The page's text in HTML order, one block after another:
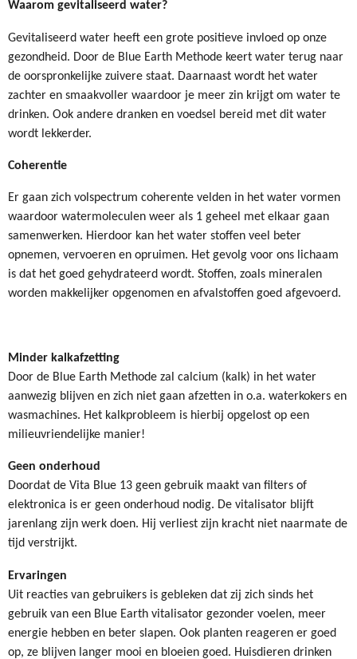
Waarom gevitaliseerd water?
Gevitaliseerd water heeft een grote positieve invloed op onze
gezondheid. Door de Blue Earth Methode keert water terug naar
de oorspronkelijke zuivere staat. Daarnaast wordt het water
zachter en smaakvoller waardoor je meer zin krijgt om water te
drinken. Ook andere dranken en voedsel bereid met dit water
wordt lekkerder.
Coherentie
Er gaan zich volspectrum coherente velden in het water vormen
waardoor watermoleculen weer als 1 geheel met elkaar gaan
samenwerken. Hierdoor kan het water stoffen veel beter
opnemen, vervoeren en opruimen. Het gevolg voor ons lichaam
is dat het goed gehydrateerd wordt. Stoffen, zoals mineralen
worden makkelijker opgenomen en afvalstoffen goed afgevoerd.
Minder kalkafzetting
Door de Blue Earth Methode zal calcium (kalk) in het water
aanwezig blijven en zich niet gaan afzetten in o.a. waterkokers en
wasmachines. Het kalkprobleem is hierbij opgelost op een
milieuvriendelijke manier!
Geen onderhoud
Doordat de Vita Blue 13 geen gebruik maakt van filters of
elektronica is er geen onderhoud nodig. De vitalisator blijft
jarenlang zijn werk doen. Hij verliest zijn kracht niet naarmate de
tijd verstrijkt.
Ervaringen
Uit reacties van gebruikers is gebleken dat zij zich sinds het
gebruik van een Blue Earth vitalisator gezonder voelen, meer
energie hebben en beter slapen. Ook planten reageren er goed
op, ze blijven langer mooi en bloeien goed. Huisdieren drinken